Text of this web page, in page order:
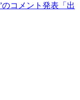
のコメント発表「出